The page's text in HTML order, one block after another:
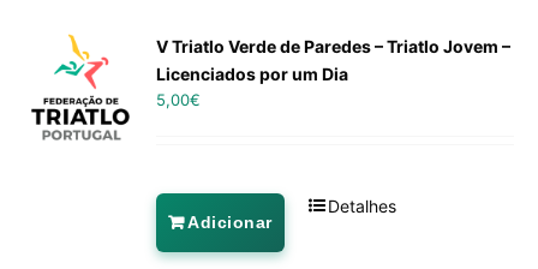
V Triatlo Verde de Paredes – Triatlo Jovem –
Licenciados por um Dia
5,00€
Adicionar
Detalhes